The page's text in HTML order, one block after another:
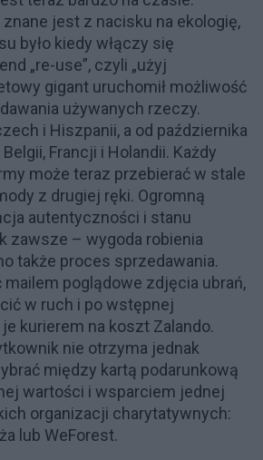
znane jest z nacisku na ekologię,
było kiedy włączy się
„re-use”, czyli „użyj
gigant uruchomił możliwość
używanych rzeczy.
i Hiszpanii, a od października
Francji i Holandii. Każdy
może teraz przebierać w stale
z drugiej ręki. Ogromną
autentyczności i stanu
zawsze – wygoda robienia
także proces sprzedawania.
mailem poglądowe zdjęcia ubrań,
w ruch i po wstępnej
kurierem na koszt Zalando.
nie otrzyma jednak
między kartą podarunkową
wartości i wsparciem jednej
organizacji charytatywnych:
lub WeForest.